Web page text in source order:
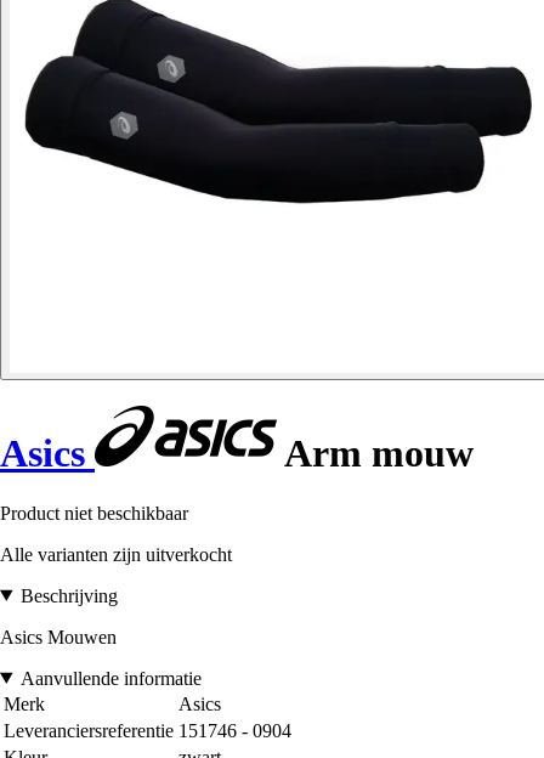
Asics Arm mouw
Product niet beschikbaar
Alle varianten zijn uitverkocht
Beschrijving
Asics Mouwen
Aanvullende informatie
Merk
Asics
Leveranciersreferentie 151746 - 0904